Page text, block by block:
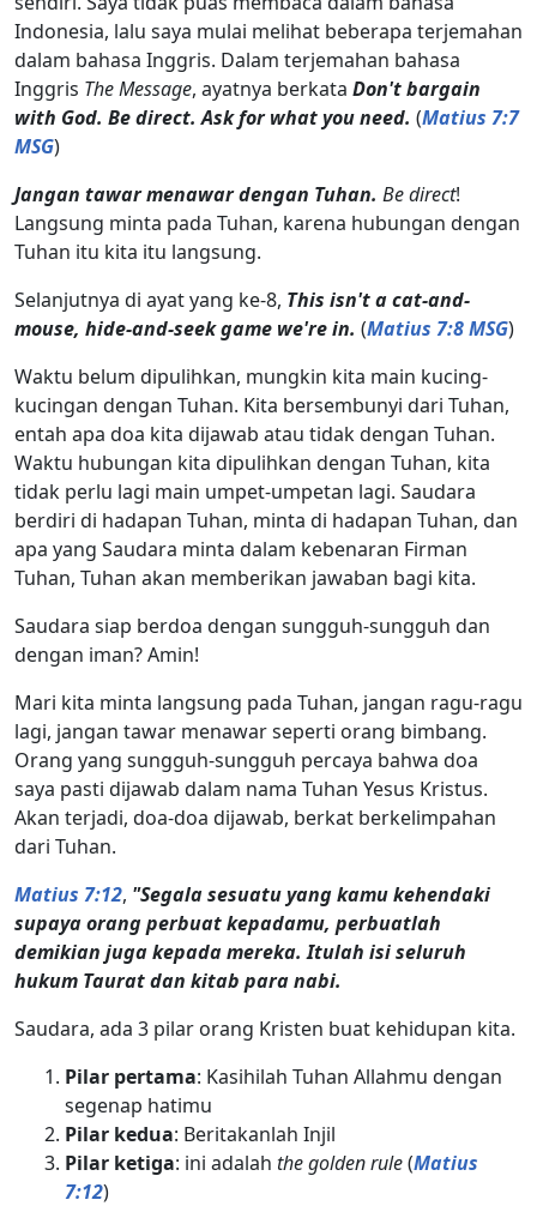
Indonesia, lalu saya mulai melihat beberapa terjemahan
dalam bahasa Inggris. Dalam terjemahan bahasa
Inggris The Message, ayatnya berkata Don't bargain
with God. Be direct. Ask for what you need. (Matius 7:7
MSG)
Jangan tawar menawar dengan Tuhan. Be direct!
Langsung minta pada Tuhan, karena hubungan dengan
Tuhan itu kita itu langsung.
Selanjutnya di ayat yang ke-8, This isn't a cat-and-
mouse, hide-and-seek game we're in. (Matius 7:8 MSG)
Waktu belum dipulihkan, mungkin kita main kucing-
kucingan dengan Tuhan. Kita bersembunyi dari Tuhan,
entah apa doa kita dijawab atau tidak dengan Tuhan.
Waktu hubungan kita dipulihkan dengan Tuhan, kita
tidak perlu lagi main umpet-umpetan lagi. Saudara
berdiri di hadapan Tuhan, minta di hadapan Tuhan, dan
apa yang Saudara minta dalam kebenaran Firman
Tuhan, Tuhan akan memberikan jawaban bagi kita.
Saudara siap berdoa dengan sungguh-sungguh dan
dengan iman? Amin!
Mari kita minta langsung pada Tuhan, jangan ragu-ragu
lagi, jangan tawar menawar seperti orang bimbang.
Orang yang sungguh-sungguh percaya bahwa doa
saya pasti dijawab dalam nama Tuhan Yesus Kristus.
Akan terjadi, doa-doa dijawab, berkat berkelimpahan
dari Tuhan.
Matius 7:12, "Segala sesuatu yang kamu kehendaki
supaya orang perbuat kepadamu, perbuatlah
demikian juga kepada mereka. Itulah isi seluruh
hukum Taurat dan kitab para nabi.
Saudara, ada 3 pilar orang Kristen buat kehidupan kita.
Pilar pertama: Kasihilah Tuhan Allahmu dengan
segenap hatimu
Pilar kedua: Beritakanlah Injil
Pilar ketiga: ini adalah the golden rule(Matius
7:12)